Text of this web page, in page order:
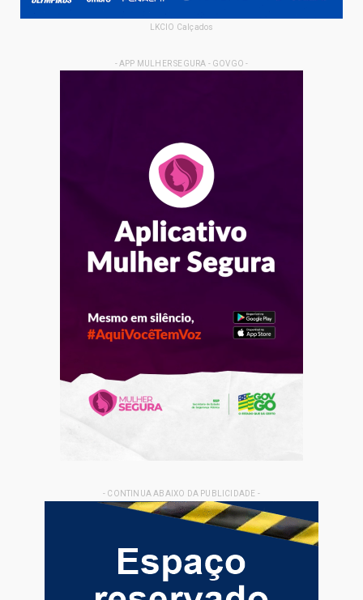
LKCIO Calçados
- APP MULHER SEGURA - GOVGO -
- CONTINUA ABAIXO DA PUBLICIDADE -